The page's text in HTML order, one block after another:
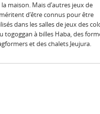
la maison. Mais d’autres jeux de
d’être connus pour être
dans les salles de jeux des
togoggan à billes Haba, des
et des chalets Jeujura.